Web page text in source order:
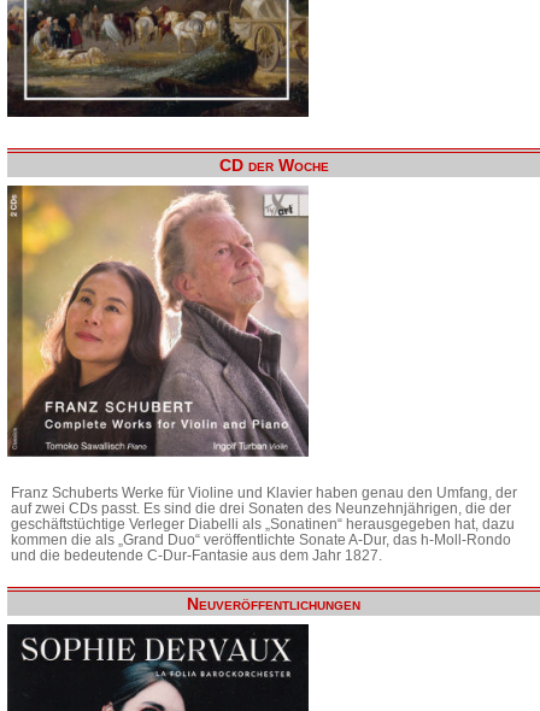
CD der Woche
Franz Schuberts Werke für Violine und Klavier haben genau den Umfang, der
auf zwei CDs passt. Es sind die drei Sonaten des Neunzehnjährigen, die der
geschäftstüchtige Verleger Diabelli als „Sonatinen“ herausgegeben hat, dazu
kommen die als „Grand Duo“ veröffentlichte Sonate A-Dur, das h-Moll-Rondo
und die bedeutende C-Dur-Fantasie aus dem Jahr 1827.
Neuveröffentlichungen